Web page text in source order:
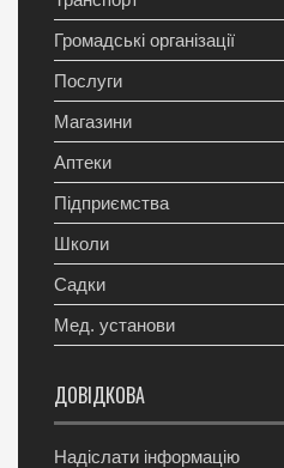
Громадські організації
Послуги
Магазини
Аптеки
Підприємства
Школи
Садки
Мед. установи
ДОВІДКОВА
Надіслати інформацію